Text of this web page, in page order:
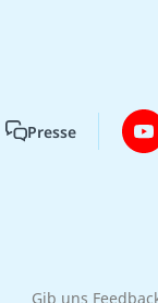
Presse
Gib uns